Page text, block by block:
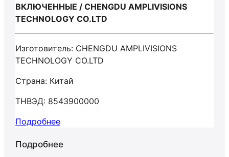
ВКЛЮЧЕННЫЕ / CHENGDU AMPLIVISIONS
TECHNOLOGY CO.LTD
Изготовитель: CHENGDU AMPLIVISIONS
TECHNOLOGY CO.LTD
Страна: Китай
ТНВЭД: 8543900000
Подробнее
Подробнее